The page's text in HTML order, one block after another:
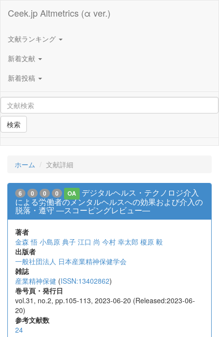
Ceek.jp Altmetrics (α ver.)
文献ランキング
新着文献
新着投稿
検索
ホーム 文献詳細
6 0 0 0 OA
デジタルヘルス・テクノロジ介入
による労働者のメンタルヘルスへの効果および介入の
脱落・遵守 ―スコーピングレビュー―
著者
金森 悟 小島原 典子 江口 尚 今村 幸太郎 榎原 毅
出版者
一般社団法人 日本産業精神保健学会
雑誌
産業精神保健 (ISSN:13402862)
巻号頁・発行日
vol.31, no.2, pp.105-113, 2023-06-20 (Released:2023-06-
20)
参考文献数
24